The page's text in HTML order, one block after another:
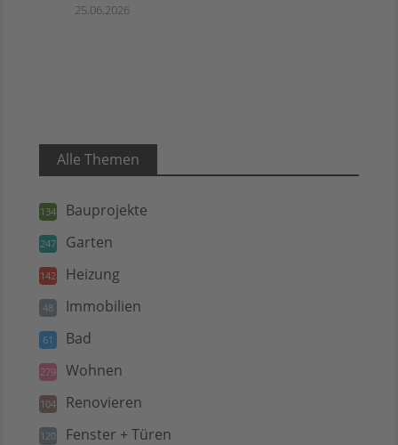
25.06.2026
Alle Themen
134 Bauprojekte
247 Garten
142 Heizung
48 Immobilien
61 Bad
279 Wohnen
104 Renovieren
120 Fenster + Türen